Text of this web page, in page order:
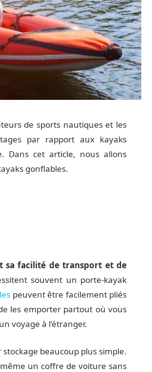
de sports nautiques et les
par rapport aux kayaks
Dans cet article, nous allons
gonflables.
sa facilité de transport et de
souvent un porte-kayak
peuvent être facilement pliés
les emporter partout où vous
voyage à l’étranger.
beaucoup plus simple.
un coffre de voiture sans